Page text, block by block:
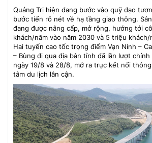
Quảng Trị hiện đang bước vào quỹ đạo
bước tiến rõ nét về hạ tầng giao thông.
đang được nâng cấp, mở rộng, hướng tới
khách/năm vào năm 2030 và 5 triệu khách/
Hai tuyến cao tốc trọng điểm Vạn Ninh –
– Bùng đi qua địa bàn tỉnh đã lần lượt
ngày 19/8 và 28/8, mở ra trục kết nối
tâm du lịch lân cận.